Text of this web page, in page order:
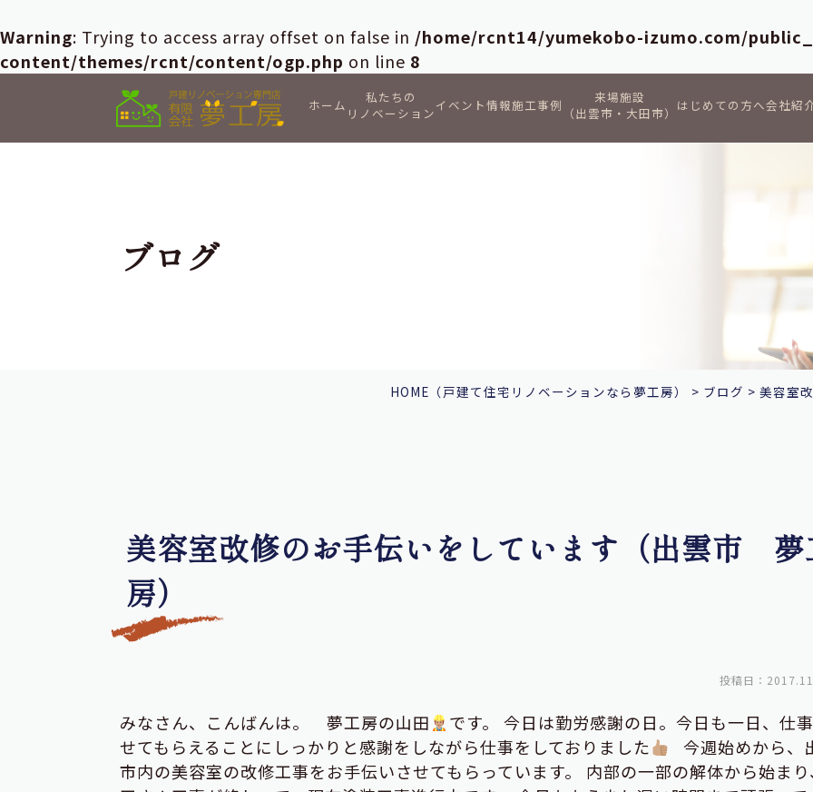
Warning: Trying to access array offset on false in /home/rcnt14/yumekobo-izumo.com/
content/themes/rcnt/content/ogp.php on line 8
ホーム
私たちの
リノベーションイベント情報施工事例
来場施設
（出雲市・大田市） はじめての方へ会社紹
ブログ
HOME （戸建て住宅リノベーションなら夢工房） > ブログ > 美容室
美容室改修のお手伝いをしています（出雲市 夢
房）
投稿日：
みなさん、こんばんは。 夢工房の山田
です。 今日は勤労感謝の日。今日も一日、仕
せてもらえることにしっかりと感謝をしながら仕事をしておりました
今週始めから、
市内の美容室の改修工事をお手伝いさせてもらっています。 内部の一部の解体から始ま